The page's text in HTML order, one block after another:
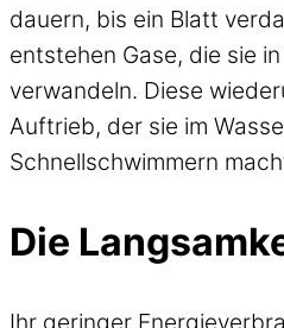
dauern, bis ein Blatt
entstehen Gase, die sie
verwandeln. Diese
Auftrieb, der sie im
Schnellschwimmern
Die